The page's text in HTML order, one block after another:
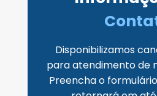
Disponibilizamos
para atendimento de
Preencha o